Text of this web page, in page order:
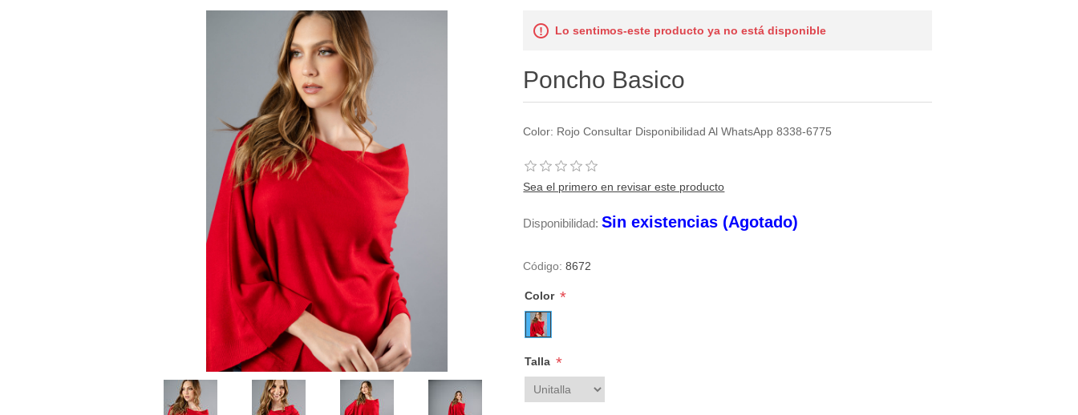
Lo sentimos-este producto ya no está disponible
Poncho Basico
Color: Rojo Consultar Disponibilidad Al WhatsApp 8338-6775
Sea el primero en revisar este producto
Disponibilidad: Sin existencias (Agotado)
Código: 8672
Color *
Talla *